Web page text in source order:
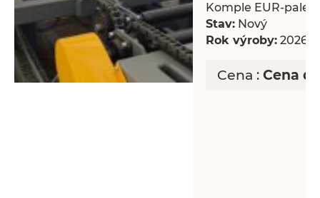
Komple EUR-palet
Stav: Nový
Rok výroby: 2026
Cena : Cena